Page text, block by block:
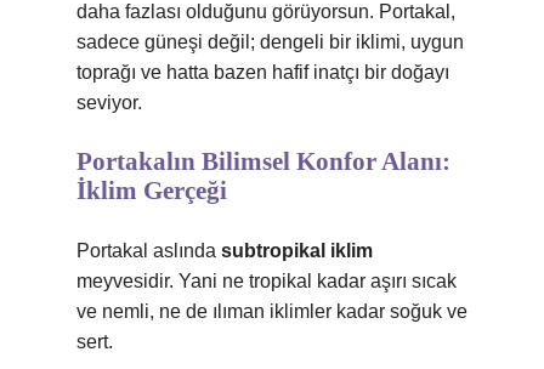
daha fazlası olduğunu görüyorsun. Portakal,
sadece güneşi değil; dengeli bir iklimi, uygun
toprağı ve hatta bazen hafif inatçı bir doğayı
seviyor.
Portakalın Bilimsel Konfor Alanı:
İklim Gerçeği
Portakal aslında subtropikal iklim
meyvesidir. Yani ne tropikal kadar aşırı sıcak
ve nemli, ne de ılıman iklimler kadar soğuk ve
sert.